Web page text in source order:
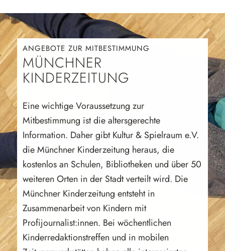
ANGEBOTE ZUR MITBESTIMMUNG
MÜNCHNER
KINDERZEITUNG
Eine wichtige Voraussetzung zur
Mitbestimmung ist die altersgerechte
Information. Daher gibt Kultur & Spielraum e.V.
die Münchner Kinderzeitung heraus, die
kostenlos an Schulen, Bibliotheken und über 50
weiteren Orten in der Stadt verteilt wird. Die
Münchner Kinderzeitung entsteht in
Zusammenarbeit von Kindern mit
Profijournalist:innen. Bei wöchentlichen
Kinderredaktionstreffen und in mobilen